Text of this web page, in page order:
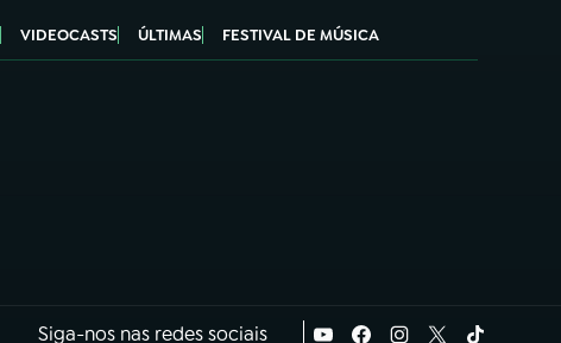
VIDEOCASTS ÚLTIMAS FESTIVAL DE MÚSICA
Siga-nos nas redes sociais